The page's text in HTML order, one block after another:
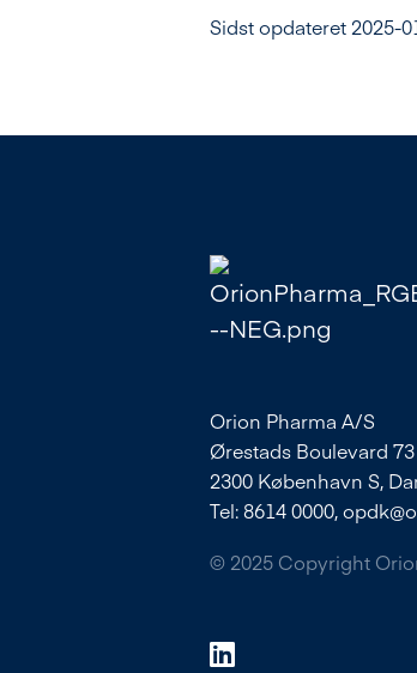
Sidst opdateret 2025-
Orion Pharma A/S
Ørestads Boulevard 73
2300 København S,
Tel: 8614 0000,
© 2025 Copyright